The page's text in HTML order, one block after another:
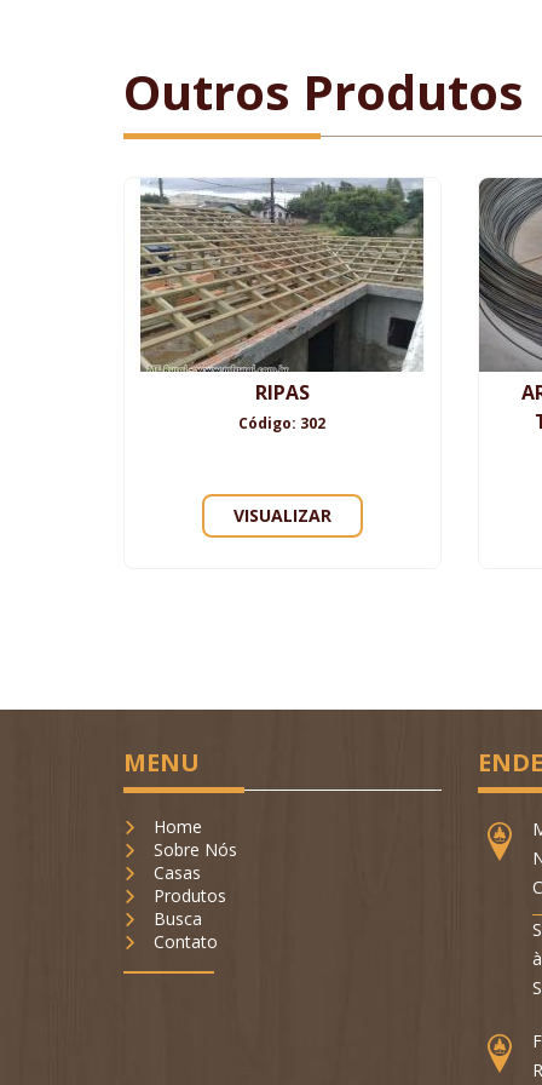
Outros Produtos
RIPAS
Código: 302
VISUALIZAR
MENU
Home
Sobre Nós
Casas
Produtos
Busca
Contato